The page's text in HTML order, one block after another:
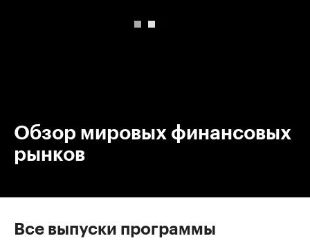
Обзор мировых финансовых
рынков
Все выпуски программы